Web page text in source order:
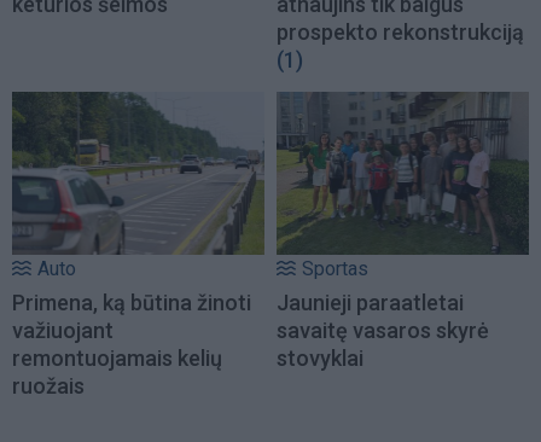
prospekto rekonstrukciją
(1)
Auto
Primena, ką būtina žinoti
važiuojant
remontuojamais kelių
ruožais
Sportas
Jaunieji paraatletai
savaitę vasaros skyrė
stovyklai